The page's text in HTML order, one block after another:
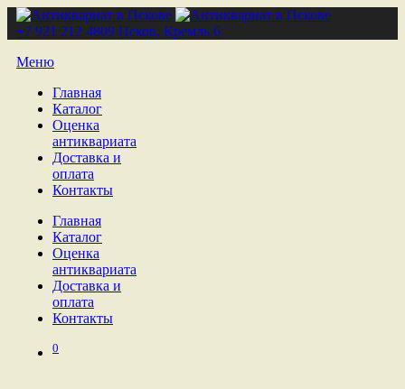
+7 921 212 4809 Псков, Кремль 6
Меню
Главная
Каталог
Оценка
антиквариата
Доставка и
оплата
Контакты
Главная
Каталог
Оценка
антиквариата
Доставка и
оплата
Контакты
0